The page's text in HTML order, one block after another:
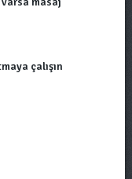
çalışın